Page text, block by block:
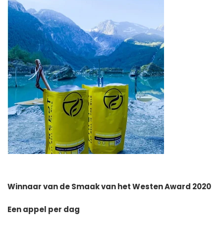
Winnaar van de Smaak van het Westen Award 2020
Een appel per dag